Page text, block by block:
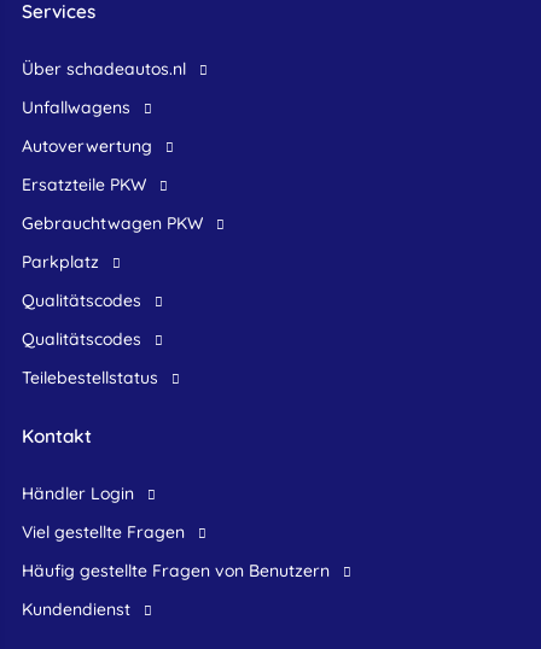
Services
Über schadeautos.nl
Unfallwagens
Autoverwertung
Ersatzteile PKW
Gebrauchtwagen PKW
Parkplatz
Qualitätscodes
Qualitätscodes
Teilebestellstatus
Kontakt
Händler Login
Viel gestellte Fragen
Häufig gestellte Fragen von Benutzern
Kundendienst